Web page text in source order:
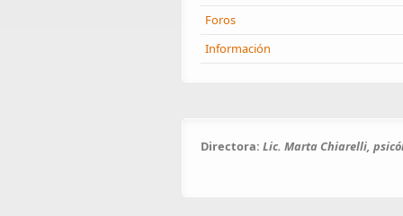
Foros
Información
Directora: Lic. Marta Chiarelli,